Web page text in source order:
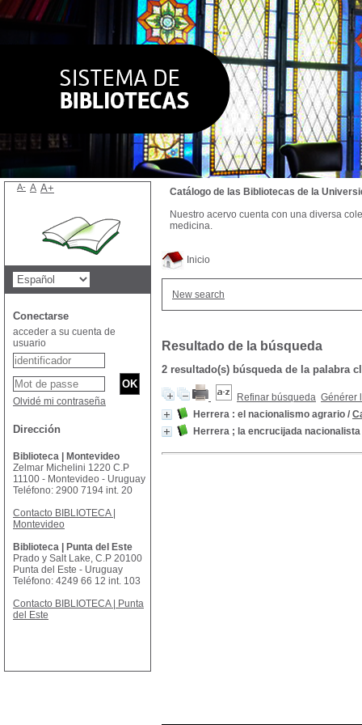
Inicio
New search
Resultado de la búsqueda
2 resultado(s) búsqueda de la palabra
Refinar búsqueda Générer
Herrera : el nacionalismo agrario /
Herrera ; la encrucijada nacionalista
Catálogo de las Bibliotecas de la
Nuestro acervo cuenta con una diversa
medicina.
A- A A+
Conectarse
acceder a su cuenta de
usuario
Olvidé mi contraseña
Dirección
Biblioteca | Montevideo
Zelmar Michelini 1220 C.P
11100 - Montevideo - Uruguay
Teléfono: 2900 7194 int. 20
Contacto BIBLIOTECA |
Montevideo
Biblioteca | Punta del Este
Prado y Salt Lake, C.P 20100
Punta del Este - Uruguay
Teléfono: 4249 66 12 int. 103
Contacto BIBLIOTECA | Punta
del Este